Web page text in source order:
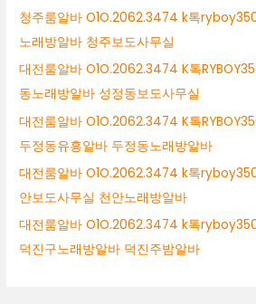
주
보
도
사
무
실
광
주
소
알
바
청주룸알바 O1O.2062.3474 k톡
노래방알바 청주보도사무실
대전룸알바 O1O.2062.3474 K톡
동노래방알바 성정동보도사무실
대전룸알바 O1O.2062.3474 K톡
두정동유흥알바 두정동노래방알바
대전룸알바 O1O.2062.3474 k톡
안보도사무실 천안노래방알바
대전룸알바 O1O.2062.3474 k톡
덕진구노래방알바 덕진주밤알바